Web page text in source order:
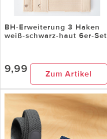
BH-Erweiterung 3 Haken
weiß-schwarz-haut 6er-Set
9,99 Zum Artikel